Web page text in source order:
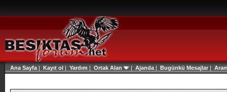
Ana Sayfa | Kayıt ol | Yardım | Ortak Alan | Ajanda | Bugünkü Mesajlar|